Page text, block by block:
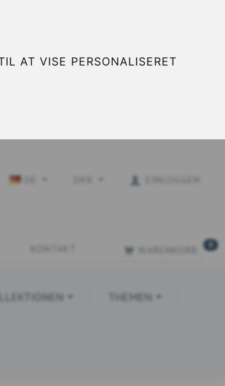
AT VISE PERSONALISERET
THEMEN